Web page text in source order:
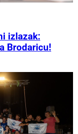
izlazak:
Brodaricu!